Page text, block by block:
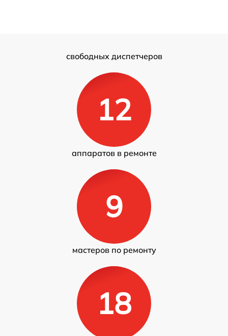
свободных диспетчеров
12
аппаратов в ремонте
9
мастеров по ремонту
18